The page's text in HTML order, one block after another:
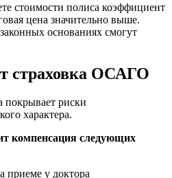
стоимости полиса коэффициент
цена значительно выше.
основаниях смогут
страховка ОСАГО
покрывает риски
характера.
компенсация следующих